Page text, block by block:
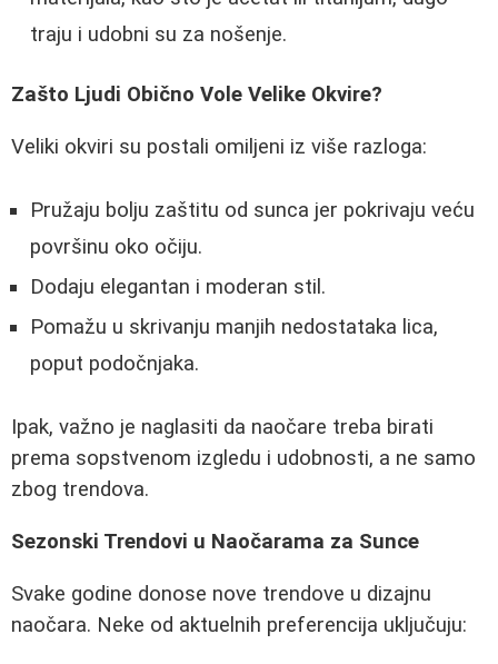
traju i udobni su za nošenje.
Zašto Ljudi Obično Vole Velike Okvire?
Veliki okviri su postali omiljeni iz više razloga:
Pružaju bolju zaštitu od sunca jer pokrivaju veću
površinu oko očiju.
Dodaju elegantan i moderan stil.
Pomažu u skrivanju manjih nedostataka lica,
poput podočnjaka.
Ipak, važno je naglasiti da naočare treba birati
prema sopstvenom izgledu i udobnosti, a ne samo
zbog trendova.
Sezonski Trendovi u Naočarama za Sunce
Svake godine donose nove trendove u dizajnu
naočara. Neke od aktuelnih preferencija uključuju: